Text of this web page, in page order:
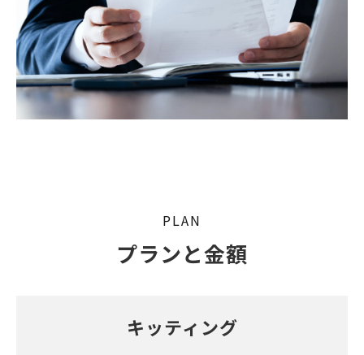
PLAN
プランと金額
キッティング